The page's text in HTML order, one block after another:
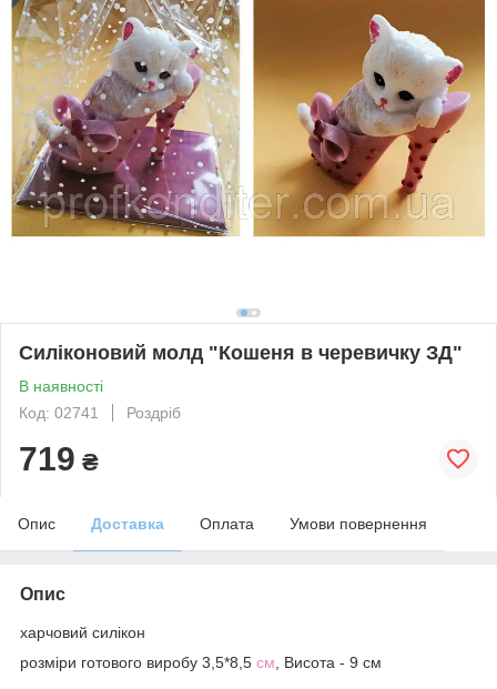
Силіконовий молд "Кошеня в черевичку ЗД"
В наявності
Код: 02741
Роздріб
719 ₴
Опис Доставка Оплата Умови повернення
Опис
харчовий силікон
розміри готового виробу 3,5*8,5 см , Висота - 9 см